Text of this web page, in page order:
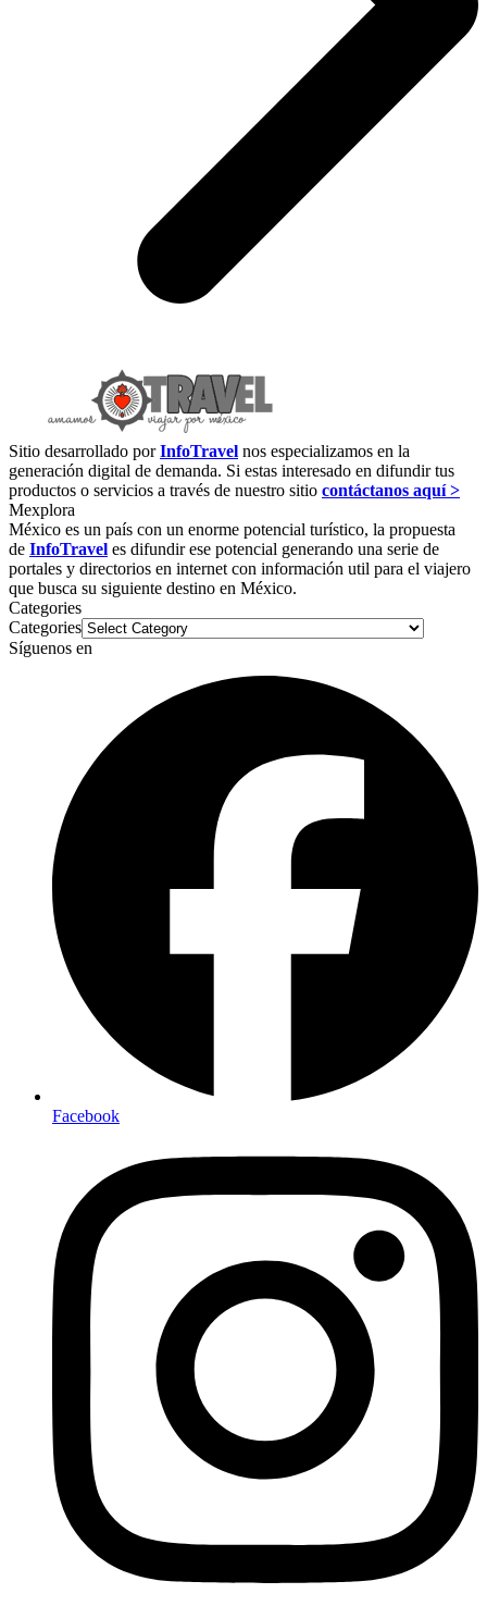
Sitio desarrollado porInfoTravel nos especializamos en la
generación digital de demanda. Si estas interesado en difundir tus
productos o servicios a través de nuestro sitio contáctanos aquí >
Mexplora
México es un país con un enorme potencial turístico, la propuesta
de InfoTravel es difundir ese potencial generando una serie de
portales y directorios en internet con información util para el viajero
que busca su siguiente destino en México.
Categories
Categories
Síguenos en
Facebook